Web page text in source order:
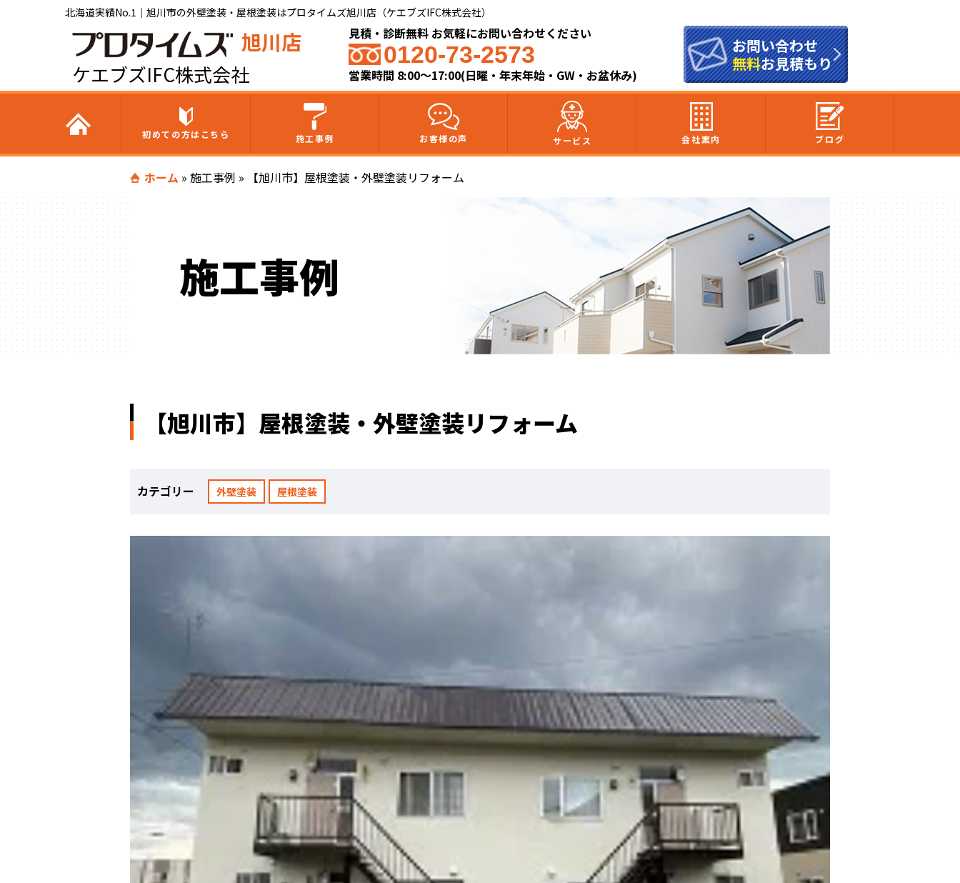
北海道実績No.1｜旭川市の外壁塗装・屋根塗装はプロタイムズ旭川店（ケエブズIFC株式会社）​
旭川店
ケエブズIFC株式会社
見積・診断無料 お気軽にお問い合わせください
0120-73-2573
営業時間 8:00～17:00(日曜・年末年始・GW・お盆休み)
お問い合わせ
無料お見積もり
初めての方はこちら 施工事例 お客様の声 サービス 会社案内 ブログ
ホーム » 施工事例 » 【旭川市】屋根塗装・外壁塗装リフォーム
施工事例
【旭川市】屋根塗装・外壁塗装リフォーム
カテゴリー 外壁塗装 屋根塗装